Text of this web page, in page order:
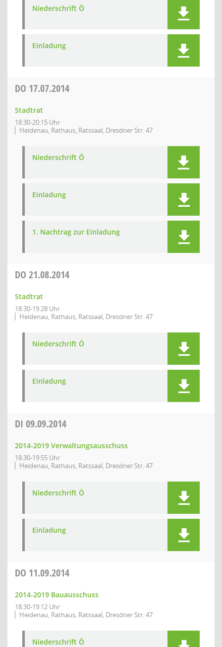
Niederschrift Ö
Einladung
DO 17.07.2014
Stadtrat
18:30-20:15 Uhr
Heidenau, Rathaus, Ratssaal, Dresdner Str. 47
Niederschrift Ö
Einladung
1. Nachtrag zur Einladung
DO 21.08.2014
Stadtrat
18:30-19:28 Uhr
Heidenau, Rathaus, Ratssaal, Dresdner Str. 47
Niederschrift Ö
Einladung
DI 09.09.2014
2014-2019 Verwaltungsausschuss
18:30-19:55 Uhr
Heidenau, Rathaus, Ratssaal, Dresdner Str. 47
Niederschrift Ö
Einladung
DO 11.09.2014
2014-2019 Bauausschuss
18:30-19:12 Uhr
Heidenau, Rathaus, Ratssaal, Dresdner Str. 47
Niederschrift Ö